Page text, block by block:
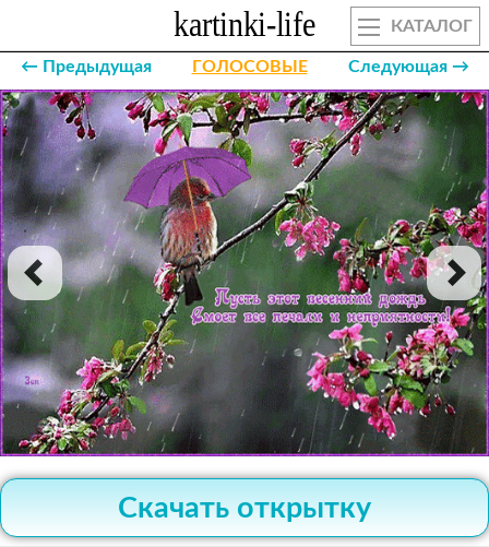
КАТАЛОГ
← Предыдущая ГОЛОСОВЫЕ Следующая →
Скачать открытку